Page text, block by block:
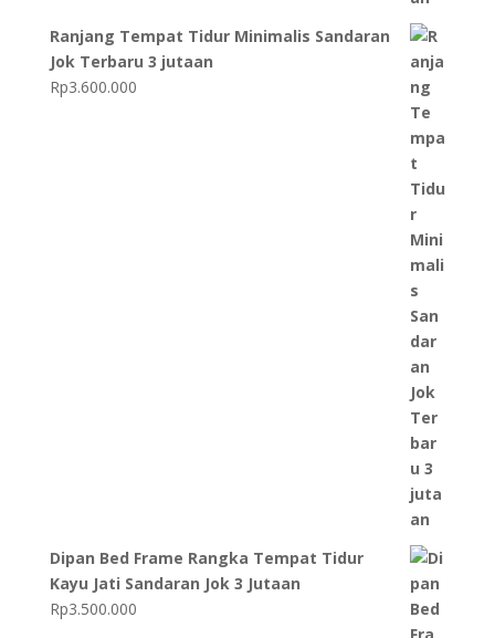
Ranjang Tempat Tidur Minimalis Sandaran
Jok Terbaru 3 jutaan
Rp3.600.000
Dipan Bed Frame Rangka Tempat Tidur
Kayu Jati Sandaran Jok 3 Jutaan
Rp3.500.000